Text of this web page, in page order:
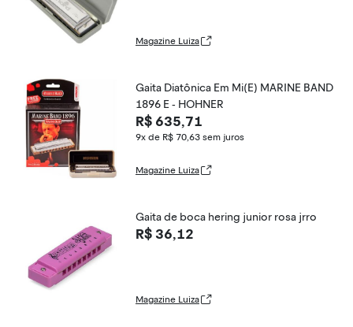
Magazine Luiza
Gaita Diatônica Em Mi(E) MARINE BAND
1896 E - HOHNER
R$ 635,71
9x de R$ 70,63 sem juros
Magazine Luiza
Gaita de boca hering junior rosa jrro
R$ 36,12
Magazine Luiza